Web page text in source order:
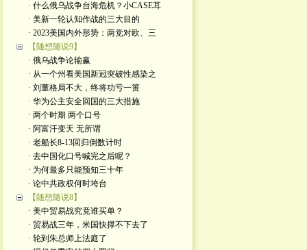
· 什么俄乌战争台海危机？小CASE耳
· 美新一轮认知作战的三大目的
· 2023美国内外形势：两党对欧、三
【随想随说9】
· 俄乌战争论输赢
· 从一个州看美国新冠突破性感染之
· 刘董格局不大，终将功亏一篑
· 华为公主安全回国的三大措施
· 两个时期 两个口号
· 阿富汗变天 无所谓
· 老船长8-13回归倒数计时
· 去中国化口号喊完之后呢？
· 为何最多只能预知三十年
· 论中共政权何时垮台
【随想随说8】
· 美中贸易战究竟谁买单？
· 贸易战三年，米国快撑不下去了
· 轮到朱总师上法庭了